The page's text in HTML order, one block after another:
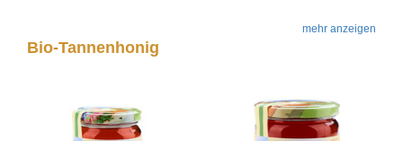
mehr anzeigen
Bio-Tannenhonig